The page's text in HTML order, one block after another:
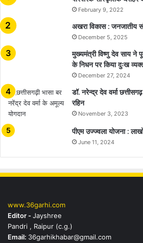
February 9, 2022
अखरा विकास : जनजातीय
December 5, 2025
मुख्यमंत्री विष्णु देव साय ने
के निधन पर किया दुःख
December 27, 2024
डॉ. नरेन्द्र देव वर्मा
रहिन
November 3, 2023
पीएम उज्ज्वला योजना :
June 11, 2024
www.36garhi.com
Editor -Jayshree
Pandri , Raipur (c.g.)
Email: 36garhikhabar@gmail.com